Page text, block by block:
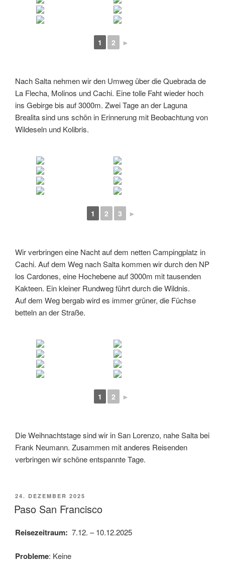
1 2 ►
Nach Salta nehmen wir den Umweg über die Quebrada de
La Flecha, Molinos und Cachi. Eine tolle Faht wieder hoch
ins Gebirge bis auf 3000m. Zwei Tage an der Laguna
Brealita sind uns schön in Erinnerung mit Beobachtung von
Wildeseln und Kolibris.
1 2 3 ►
Wir verbringen eine Nacht auf dem netten Campingplatz in
Cachi. Auf dem Weg nach Salta kommen wir durch den NP
los Cardones, eine Hochebene auf 3000m mit tausenden
Kakteen. Ein kleiner Rundweg führt durch die Wildnis.
Auf dem Weg bergab wird es immer grüner, die Füchse
betteln an der Straße.
1 2 ►
Die Weihnachtstage sind wir in San Lorenzo, nahe Salta bei
Frank Neumann. Zusammen mit anderes Reisenden
verbringen wir schöne entspannte Tage.
VERÖFFENTLICHT
AM
24. DEZEMBER 2025
Paso San Francisco
Reisezeitraum: 7.12. – 10.12.2025
Probleme: Keine